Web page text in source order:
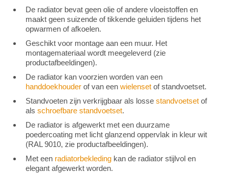
De radiator bevat geen olie of andere vloeistoffen en
maakt geen suizende of tikkende geluiden tijdens het
opwarmen of afkoelen.
Geschikt voor montage aan een muur. Het
montagemateriaal wordt meegeleverd (zie
productafbeeldingen).
De radiator kan voorzien worden van een
handdoekhouder of van een wielenset of standvoetset.
Standvoeten zijn verkrijgbaar als losse standvoetset of
als schroefbare standvoetset.
De radiator is afgewerkt met een duurzame
poedercoating met licht glanzend oppervlak in kleur wit
(RAL 9010, zie productafbeeldingen).
Met een radiatorbekleding kan de radiator stijlvol en
elegant afgewerkt worden.